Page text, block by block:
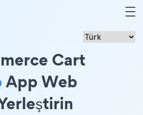
Cart
App Web